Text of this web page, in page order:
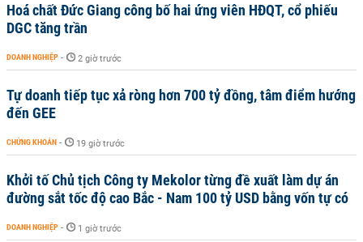
Hoá chất Đức Giang công bố hai ứng viên HĐQT, cổ phiếu
DGC tăng trần
DOANH NGHIỆP - 2 giờ trước
Tự doanh tiếp tục xả ròng hơn 700 tỷ đồng, tâm điểm hướng
đến GEE
CHỨNG KHOÁN - 19 giờ trước
Khởi tố Chủ tịch Công ty Mekolor từng đề xuất làm dự án
đường sắt tốc độ cao Bắc - Nam 100 tỷ USD bằng vốn tự có
DOANH NGHIỆP - 1 giờ trước